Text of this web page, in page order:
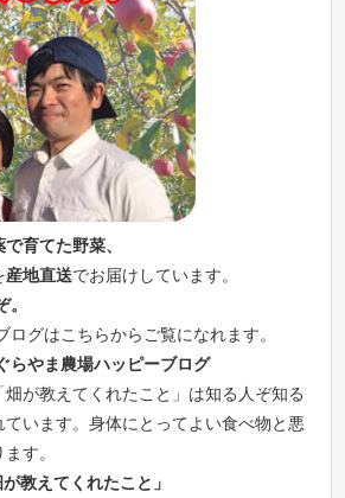
育てた野菜、
産地直送でお届けしています。
ログはこちらからご覧になれます。
らやま農場ハッピーブログ
畑が教えてくれたこと」は知る人ぞ知る
います。身体にとってよい食べ物と悪
す。
教えてくれたこと」